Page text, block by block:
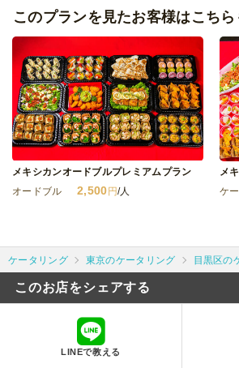
このプランを見たお客様はこち
メキシカンオードブルプレミアムプラン
オードブル
2,500円/人
メ
ケ
ケータリング 東京のケータリング 目黒区の
このお店をシェアする
LINEで教える